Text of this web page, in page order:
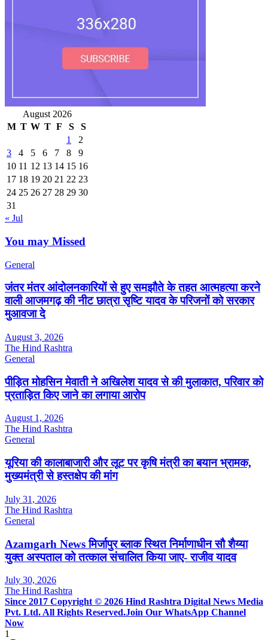
August 2026
M T W T F S
S
1
2
3
4 5 6 7 8
9
10 11 12 13 14 15 16
17 18 19 20 21 22 23
24 25 26 27 28 29 30
31
« Jul
You may Missed
General
जंतर मंतर आंदोलनकारियों से हुए समझौते के तहत आत्महत्या करने
वाली आजमगढ़ की नीट छात्रा सृष्टि यादव के परिजनों को सरकार
मुआवजा दे
August 3, 2026
The Hind Rashtra
General
पीड़ित मोहसिन मेवाती ने अखिलेश यादव से की मुलाकात, परिवार को
प्रताड़ित किए जाने का लगाया आरोप
August 1, 2026
The Hind Rashtra
General
यूरिया की कालाबाजारी और लूट पर कृषि मंत्री का बयान भ्रामक,
मुख्यमंत्री से हस्तक्षेप की मांग
July 31, 2026
The Hind Rashtra
General
Azamgarh News मिर्जापुर ब्लाक स्थित निर्माणाधीन सौ शैय्या
युक्त अस्पताल को तत्काल संचालित किया जाए- राजीव यादव
July 30, 2026
The Hind Rashtra
Since 2017 Copyright © 2026 Hind Rashtra Digital News Media
Pvt. Ltd. All Rights Reserved.Join Our WhatsApp Channel
Now
1